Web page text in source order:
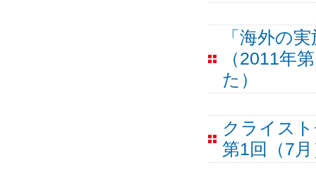
「海外の
（2011年
た）
クライス
第1回（7